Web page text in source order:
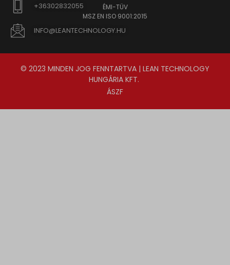
+36302832055
INFO@LEANTECHNOLOGY.HU
ÉMI-TÜV
MSZ EN ISO 9001:2015
© 2023 MINDEN JOG FENNTARTVA | LEAN TECHNOLOGY
HUNGÁRIA KFT.
ÁSZF